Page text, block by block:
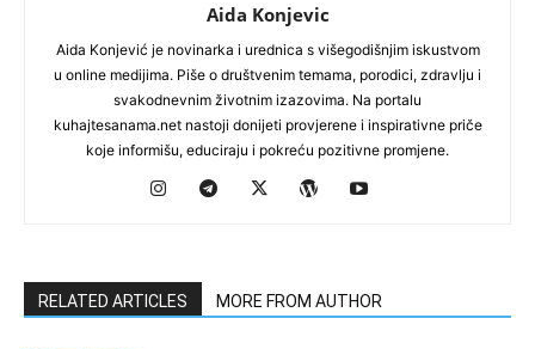
Aida Konjevic
Aida Konjević je novinarka i urednica s višegodišnjim iskustvom
u online medijima. Piše o društvenim temama, porodici, zdravlju i
svakodnevnim životnim izazovima. Na portalu
kuhajtesanama.net nastoji donijeti provjerene i inspirativne priče
koje informišu, educiraju i pokreću pozitivne promjene.
RELATED ARTICLES MORE FROM AUTHOR